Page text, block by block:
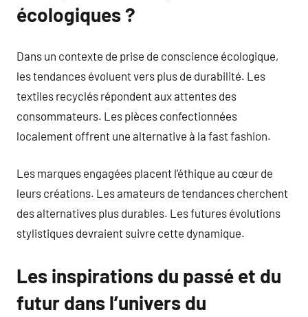
écologiques ?
Dans un contexte de prise de conscience écologique,
les tendances évoluent vers plus de durabilité. Les
textiles recyclés répondent aux attentes des
consommateurs. Les pièces confectionnées
localement offrent une alternative à la fast fashion.
Les marques engagées placent l’éthique au cœur de
leurs créations. Les amateurs de tendances cherchent
des alternatives plus durables. Les futures évolutions
stylistiques devraient suivre cette dynamique.
Les inspirations du passé et du
futur dans l’univers du